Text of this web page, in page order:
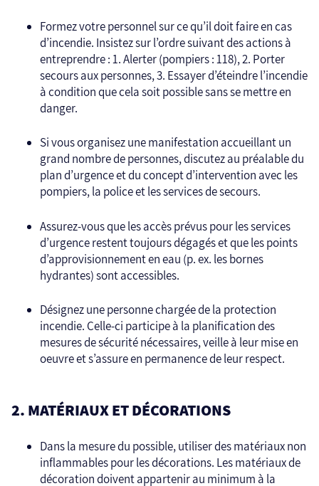
Formez votre personnel sur ce qu’il doit faire en cas
d’incendie. Insistez sur l’ordre suivant des actions à
entreprendre : 1. Alerter (pompiers : 118), 2. Porter
secours aux personnes, 3. Essayer d’éteindre l’incendie
à condition que cela soit possible sans se mettre en
danger.
Si vous organisez une manifestation accueillant un
grand nombre de personnes, discutez au préalable du
plan d’urgence et du concept d’intervention avec les
pompiers, la police et les services de secours.
Assurez-vous que les accès prévus pour les services
d’urgence restent toujours dégagés et que les points
d’approvisionnement en eau (p. ex. les bornes
hydrantes) sont accessibles.
Désignez une personne chargée de la protection
incendie. Celle-ci participe à la planification des
mesures de sécurité nécessaires, veille à leur mise en
oeuvre et s’assure en permanence de leur respect.
2. MATÉRIAUX ET DÉCORATIONS
Dans la mesure du possible, utiliser des matériaux non
inflammables pour les décorations. Les matériaux de
décoration doivent appartenir au minimum à la